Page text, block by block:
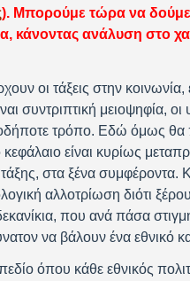
). Μπορούμε τώρα να
κάνοντας ανάλυση στο
οι τάξεις στην
συντριπτική μειοψηφία,
τρόπο. Εδώ όμως θα
είναι κυρίως
στα ξένα συμφέροντα.
αλλοτρίωση διότι
που ανά πάσα
να βάλουν ένα εθνικό
όπου κάθε εθνικός